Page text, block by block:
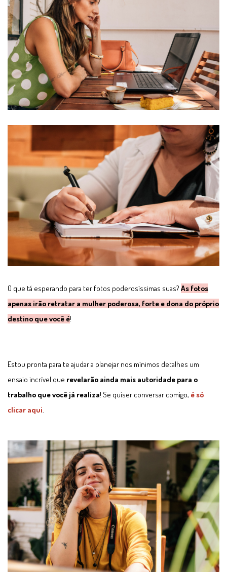
O que tá esperando para ter fotos poderosíssimas suas? As fotos
apenas irão retratar a mulher poderosa, forte e dona do próprio
destino que você é!
Estou pronta para te ajudar a planejar nos mínimos detalhes um
ensaio incrível que revelarão ainda mais autoridade para o
trabalho que você já realiza! Se quiser conversar comigo, é só
clicar aqui.